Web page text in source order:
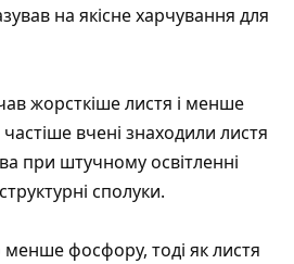
на якісне харчування для
жорсткіше листя і менше
вчені знаходили листя
при штучному освітленні
сполуки.
фосфору, тоді як листя